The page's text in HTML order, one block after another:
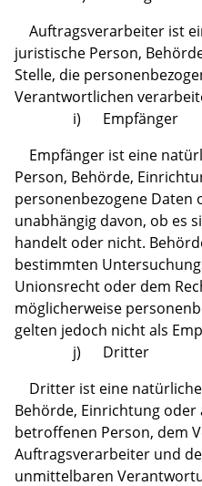
Auftragsverarbeiter ist
juristische Person,
Stelle, die
Verantwortlichen
i) Empfänger
Empfänger ist eine
Person, Behörde,
personenbezogene Daten
unabhängig davon, ob es
handelt oder nicht.
bestimmten
Unionsrecht oder dem
möglicherweise
gelten jedoch nicht als
j) Dritter
Dritter ist eine
Behörde, Einrichtung
betroffenen Person, dem
Auftragsverarbeiter und
unmittelbaren